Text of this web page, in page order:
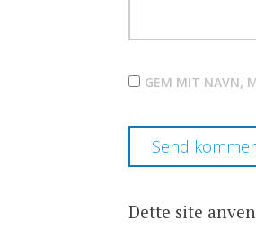
GEM MIT NAVN,
Dette site